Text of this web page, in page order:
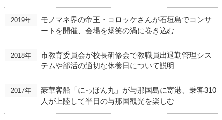
2019年
モノマネ界の帝王・コロッケさんが石垣島でコンサ
ートを開催、会場を爆笑の渦に巻き込む
2018年
市教育委員会が校長研修会で教職員出退勤管理シス
テムや部活の適切な休養日について説明
2017年
豪華客船「にっぽん丸」が与那国島に寄港、乗客310
人が上陸して半日の与那国観光を楽しむ